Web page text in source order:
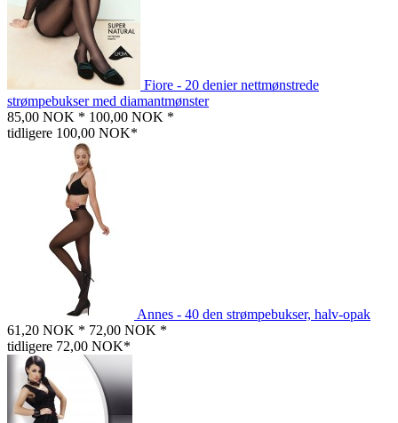
Fiore - 20 denier nettmønstrede
strømpebukser med diamantmønster
85,00 NOK * 100,00 NOK *
tidligere 100,00 NOK*
Annes - 40 den strømpebukser, halv-opak
61,20 NOK * 72,00 NOK *
tidligere 72,00 NOK*